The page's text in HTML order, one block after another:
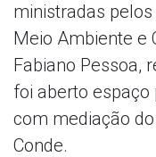
ministradas
Meio Ambiente e
Fabiano Pessoa,
foi aberto
com mediação
Conde.